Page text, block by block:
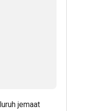
jemaat